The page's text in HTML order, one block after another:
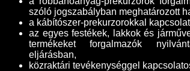
szóló jogszabályban meghatározott
a kábítószer-prekurzorokkal
az egyes festékek, lakkok és
termékeket forgalmazók
eljárásban,
közraktári tevékenységgel